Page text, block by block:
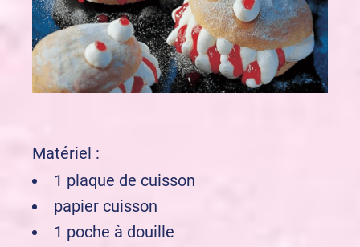
Matériel :
1 plaque de cuisson
papier cuisson
1 poche à douille